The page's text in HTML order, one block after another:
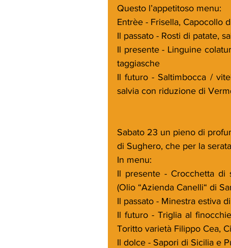
Questo l’appetitoso menu:
Entrèe - Frisella, Capocollo
Il passato - Rosti di patate,
Il presente - Linguine
taggiasche
Il futuro - Saltimbocca /
salvia con riduzione di
Sabato 23 un pieno di
di Sughero, che per la
In menu:
Il presente - Crocchetta
(Olio “Azienda Canelli“ di
Il passato - Minestra estiva
Il futuro - Triglia al
Toritto varietà Filippo Cea,
Il dolce - Sapori di Sicilia e